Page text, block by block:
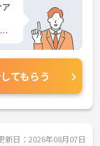
も
だ
てもらう
新日：2026年08月07日